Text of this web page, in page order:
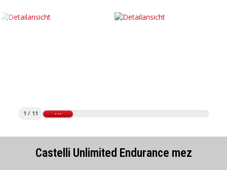
1 / 11
Castelli Unlimited Endurance mez